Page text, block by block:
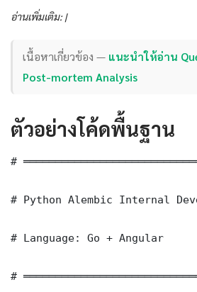
อ่านเพิ่มเติม: |
เนื้อหาเกี่ยวข้อง — แนะนำให้อ่าน
Post-mortem Analysis
ตัวอย่างโค้ดพื้นฐาน
#
# Python Alembic Internal
# Language: Go + Angular
#